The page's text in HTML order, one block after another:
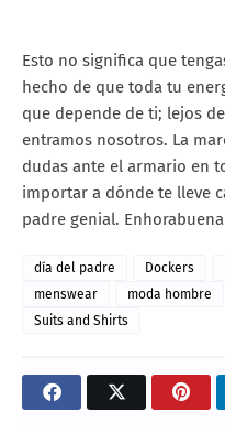
Esto no significa que
hecho de que toda tu
que depende de ti; lejos
entramos nosotros. La
dudas ante el armario en
importar a dónde te lleve
padre genial. Enhorabuena
día del padre Dockers
menswear
moda hombre
Suits and Shirts